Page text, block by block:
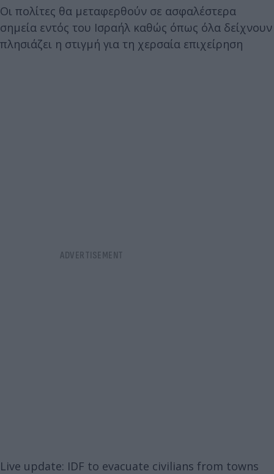
Οι πολίτες θα μεταφερθούν σε ασφαλέστερα
σημεία εντός του Ισραήλ καθώς όπως όλα δείχνουν
πλησιάζει η στιγμή για τη χερσαία επιχείρηση
Live update: IDF to evacuate civilians from towns